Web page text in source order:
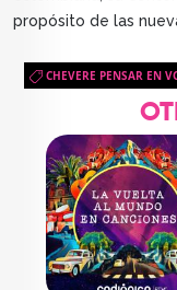
propósito de las
CHEVERE PENSAR EN